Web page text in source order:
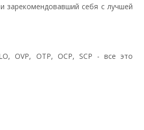
себя с лучшей
OVP, OTP, OCP, SCP - все это